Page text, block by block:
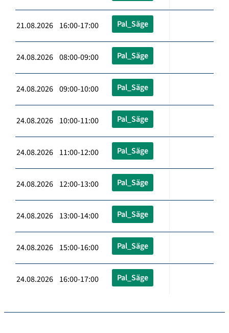
21.08.2026 16:00-17:00 Pal_Säge
24.08.2026 08:00-09:00 Pal_Säge
24.08.2026 09:00-10:00 Pal_Säge
24.08.2026 10:00-11:00 Pal_Säge
24.08.2026 11:00-12:00 Pal_Säge
24.08.2026 12:00-13:00 Pal_Säge
24.08.2026 13:00-14:00 Pal_Säge
24.08.2026 15:00-16:00 Pal_Säge
24.08.2026 16:00-17:00 Pal_Säge